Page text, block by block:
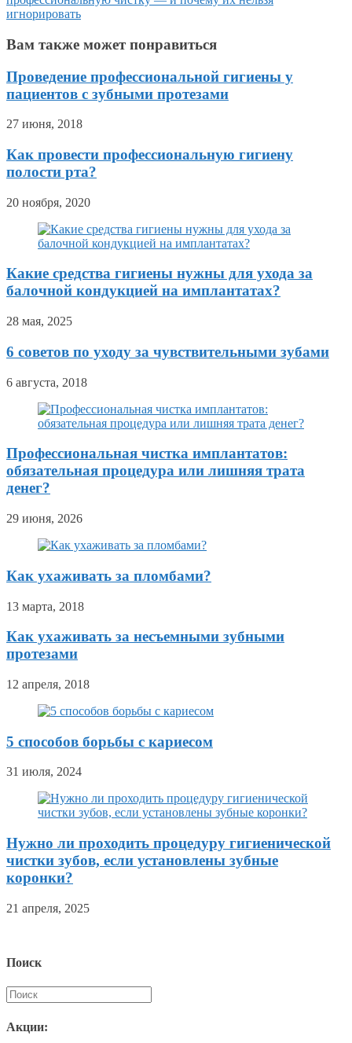
игнорировать
Вам также может понравиться
Проведение профессиональной гигиены у
пациентов с зубными протезами
27 июня, 2018
Как провести профессиональную гигиену
полости рта?
20 ноября, 2020
Какие средства гигиены нужны для ухода за
балочной кондукцией на имплантатах?
28 мая, 2025
6 советов по уходу за чувствительными зубами
6 августа, 2018
Профессиональная чистка имплантатов:
обязательная процедура или лишняя трата
денег?
29 июня, 2026
Как ухаживать за пломбами?
13 марта, 2018
Как ухаживать за несъемными зубными
протезами
12 апреля, 2018
5 способов борьбы с кариесом
31 июля, 2024
Нужно ли проходить процедуру гигиенической
чистки зубов, если установлены зубные
коронки?
21 апреля, 2025
Поиск
Акции: